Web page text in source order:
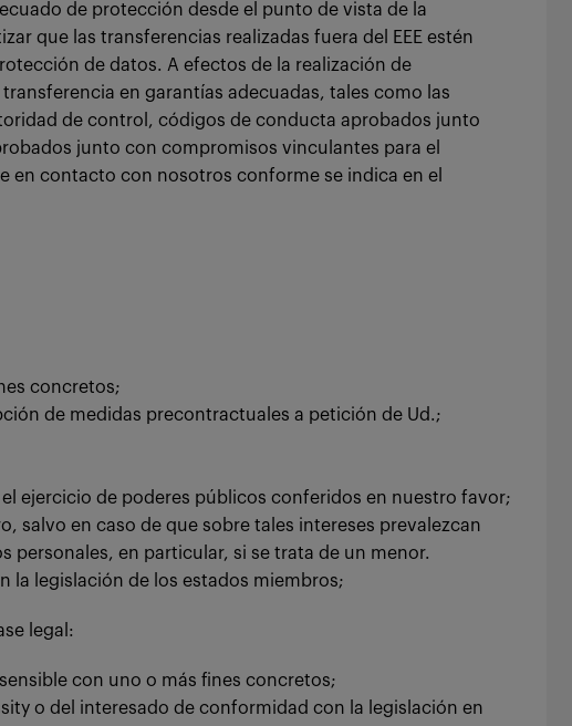
de protección desde el punto de vista de la
que las transferencias realizadas fuera del EEE estén
de datos. A efectos de la realización de
en garantías adecuadas, tales como las
de control, códigos de conducta aprobados junto
junto con compromisos vinculantes para el
en contacto con nosotros conforme se indica en el
concretos;
de medidas precontractuales a petición de Ud.;
ejercicio de poderes públicos conferidos en nuestro favor;
salvo en caso de que sobre tales intereses prevalezcan
personales, en particular, si se trata de un menor.
la legislación de los estados miembros;
legal:
con uno o más fines concretos;
o del interesado de conformidad con la legislación en